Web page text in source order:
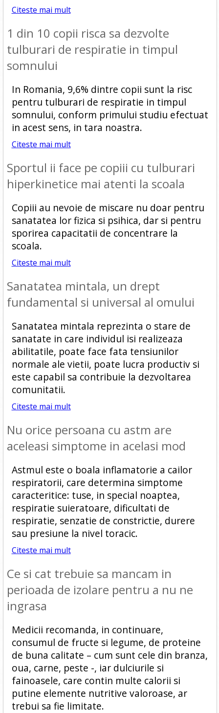
Citeste mai mult
1 din 10 copii risca sa dezvolte
tulburari de respiratie in timpul
somnului
In Romania, 9,6% dintre copii sunt la risc
pentru tulburari de respiratie in timpul
somnului, conform primului studiu efectuat
in acest sens, in tara noastra.
Citeste mai mult
Sportul ii face pe copiii cu tulburari
hiperkinetice mai atenti la scoala
Copiii au nevoie de miscare nu doar pentru
sanatatea lor fizica si psihica, dar si pentru
sporirea capacitatii de concentrare la
scoala.
Citeste mai mult
Sanatatea mintala, un drept
fundamental si universal al omului
Sanatatea mintala reprezinta o stare de
sanatate in care individul isi realizeaza
abilitatile, poate face fata tensiunilor
normale ale vietii, poate lucra productiv si
este capabil sa contribuie la dezvoltarea
comunitatii.
Citeste mai mult
Nu orice persoana cu astm are
aceleasi simptome in acelasi mod
Astmul este o boala inflamatorie a cailor
respiratorii, care determina simptome
caracteritice: tuse, in special noaptea,
respiratie suieratoare, dificultati de
respiratie, senzatie de constrictie, durere
sau presiune la nivel toracic.
Citeste mai mult
Ce si cat trebuie sa mancam in
perioada de izolare pentru a nu ne
ingrasa
Medicii recomanda, in continuare,
consumul de fructe si legume, de proteine
de buna calitate – cum sunt cele din branza,
oua, carne, peste -, iar dulciurile si
fainoasele, care contin multe calorii si
putine elemente nutritive valoroase, ar
trebui sa fie limitate.